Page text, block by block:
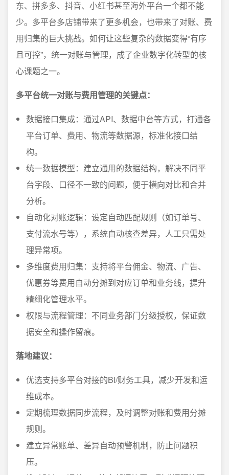
东、拼多多、抖音、小红书甚至海外平台一个都不能
少。多平台多店铺带来了更多机会，也带来了对账、费
用归集的巨大挑战。如何让这些复杂的数据变得“有序
且可控”，统一对账与管理，成了企业数字化转型的核
心课题之一。
多平台统一对账与费用管理的关键点：
数据接口集成：通过API、数据中台等方式，打通各
平台订单、费用、物流等数据源，标准化接口结
构。
统一数据模型：建立通用的数据结构，解决不同平
台字段、口径不一致的问题，便于横向对比和合并
分析。
自动化对账逻辑：设定自动匹配规则（如订单号、
支付流水号等），系统自动核查差异，人工只需处
理异常项。
多维度费用归集：支持将平台佣金、物流、广告、
优惠券等费用自动分摊到对应订单和业务线，提升
精细化管理水平。
权限与流程管理：不同业务部门分级授权，保证数
据安全和操作留痕。
落地建议：
优选支持多平台对接的BI/财务工具，减少开发和运
维成本。
定期梳理数据同步流程，及时调整对账和费用分摊
规则。
建立异常账单、差异自动预警机制，防止问题积
压。